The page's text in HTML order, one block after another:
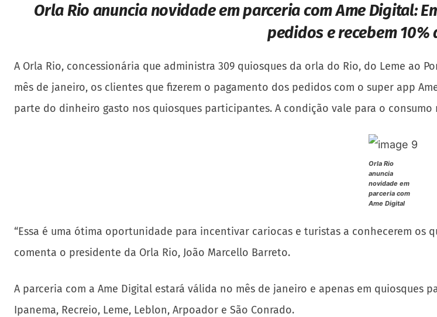
Orla Rio anuncia novidade em parceria com Ame Digital:
pedidos e recebem 10%
A Orla Rio, concessionária que administra 309 quiosques da orla do Rio, do Leme ao
mês de janeiro, os clientes que fizerem o pagamento dos pedidos com o super app
parte do dinheiro gasto nos quiosques participantes. A condição vale para o consumo
Orla Rio
anuncia
novidade em
parceria com
Ame Digital
“Essa é uma ótima oportunidade para incentivar cariocas e turistas a conhecerem os
comenta o presidente da Orla Rio, João Marcello Barreto.
A parceria com a Ame Digital estará válida no mês de janeiro e apenas em quiosques
Ipanema, Recreio, Leme, Leblon, Arpoador e São Conrado.